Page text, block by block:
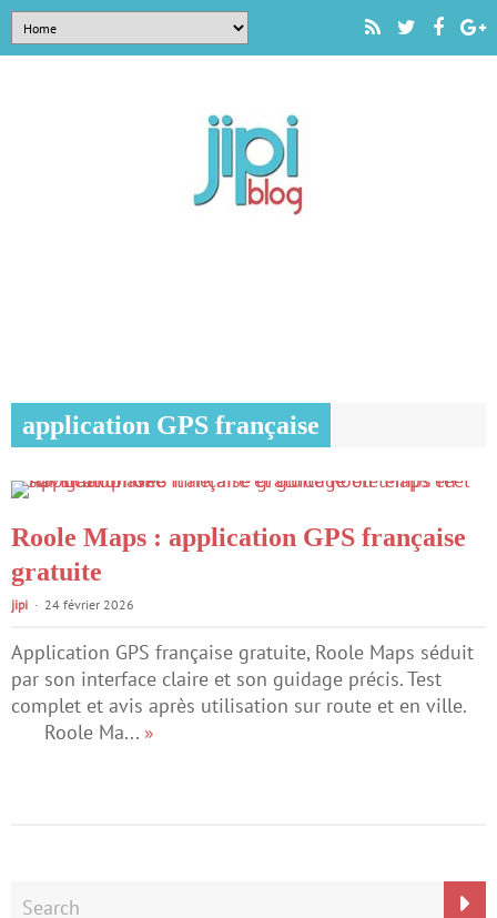
application GPS française
Roole Maps : application GPS française
gratuite
jipi 24 février 2026
Application GPS française gratuite, Roole Maps séduit
par son interface claire et son guidage précis. Test
complet et avis après utilisation sur route et en ville.
Roole Ma... »